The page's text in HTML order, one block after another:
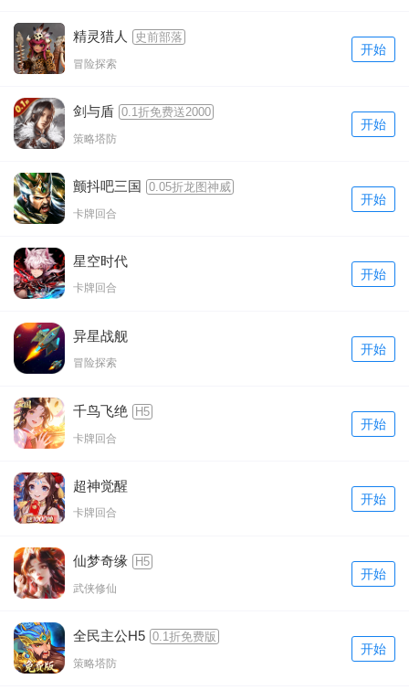
精灵猎人 史前部落
冒险探索
开始
剑与盾 0.1折免费送2000
策略塔防
开始
颤抖吧三国 0.05折龙图神威
卡牌回合
开始
星空时代
卡牌回合
开始
异星战舰
冒险探索
开始
千鸟飞绝 H5
卡牌回合
开始
超神觉醒
卡牌回合
开始
仙梦奇缘 H5
武侠修仙
开始
全民主公H5 0.1折免费版
策略塔防
开始